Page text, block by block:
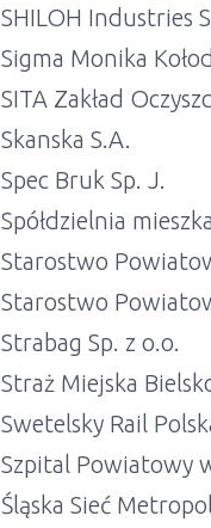
SHILOH Industries
Sigma Monika
SITA Zakład
Skanska S.A.
Spec Bruk Sp. J.
Spółdzielnia
Starostwo
Starostwo
Strabag Sp. z o.o.
Straż Miejska
Swetelsky Rail
Szpital Powiatowy
Śląska Sieć